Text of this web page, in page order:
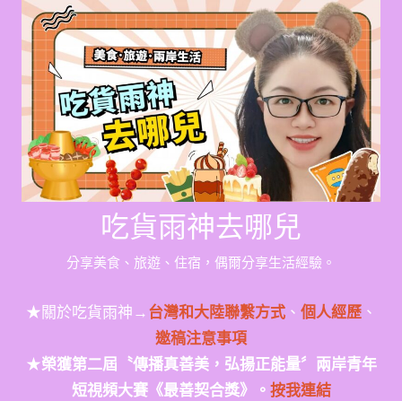
Skip
content
吃貨雨神去哪兒
分享美食、旅遊、住宿，偶爾分享生活經驗。
★關於吃貨雨神→台灣和大陸聯繫方式、 個人經歷、
邀稿注意事項
★榮獲第二屆〝傳播真善美，弘揚正能量〞兩岸青年
短視頻大賽《最善契合獎》。 按我連結